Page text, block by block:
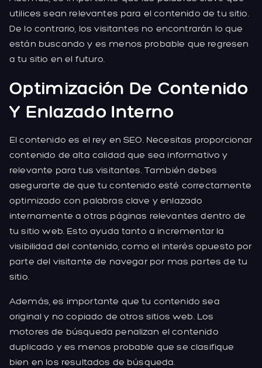
utilices sean relevantes para el contenido de tu sitio.
De lo contrario, los visitantes no encontrarán lo que
están buscando y es menos probable que regresen
a tu sitio en el futuro.
Optimización De Contenido
Y Enlazado Interno
El contenido es el rey en SEO. Necesitas proporcionar
contenido de alta calidad que sea informativo y
relevante para tus visitantes. También debes
asegurarte de que tu contenido esté correctamente
optimizado con palabras clave y enlazado
internamente a otras páginas relevantes dentro de
tu sitio web. Esto ayuda tanto a incrementar la
visibilidad del contenido, como el interés opuesto por
parte del visitante de navegar por mas partes de tu
sitio.
Además, es importante que tu contenido sea
original y no copiado de otros sitios web. Los
motores de búsqueda penalizan el contenido
duplicado y es menos probable que se clasifique
bien en los resultados de búsqueda.